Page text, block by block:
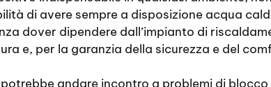
di avere sempre a disposizione acqua
dover dipendere dall’impianto di
e, per la garanzia della sicurezza e del
andare incontro a problemi di